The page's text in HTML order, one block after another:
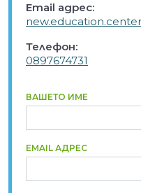
Email адрес:
Телефон:
0897674731
ВАШЕТО ИМЕ
EMAIL АДРЕС